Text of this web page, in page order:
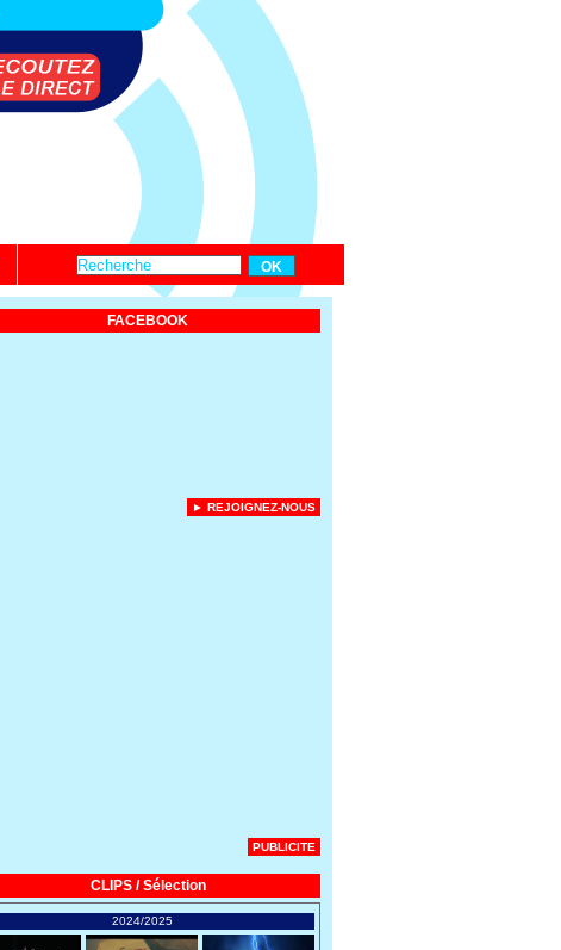
FACEBOOK
► REJOIGNEZ-NOUS
PUBLICITE
CLIPS / Sélection
2024/2025